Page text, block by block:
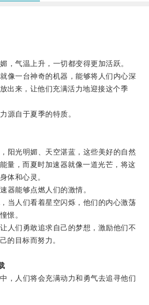
气温上升，一切都变得更加活跃。
一台神奇的机器，能够将人们内心深
出来，让他们充满活力地迎接这个季
自于夏季的特质。
光明媚、天空湛蓝，这些美好的自然
量，而夏时加速器就像一道光芒，将这
体和心灵。
能够点燃人们的激情。
人们看着星空闪烁，他们的内心激荡
憬。
们勇敢追求自己的梦想，激励他们不
的目标而努力。
人们将会充满动力和勇气去追寻他们